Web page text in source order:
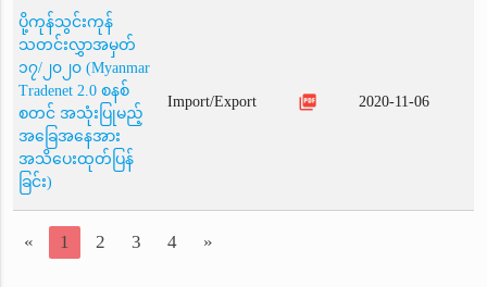
ပို့ကုန်သွင်းကုန်
သတင်းလွှာအမှတ်
၁၇/၂၀၂၀ (Myanmar
Tradenet 2.0 စနစ်
စတင် အသုံးပြုမည့်
အခြေအနေအား
အသိပေးထုတ်ပြန်
ခြင်း)
Import/Export picture_as_pdf 2020-11-06
« 1 2 3 4 »